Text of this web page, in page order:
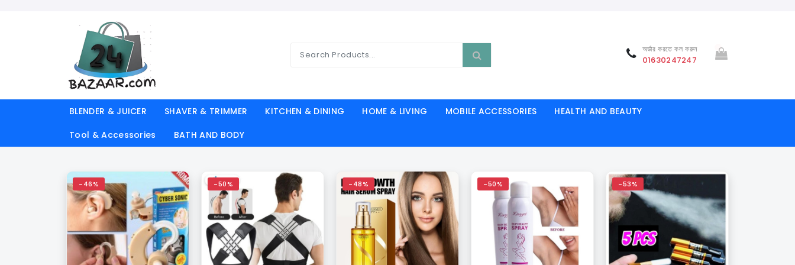
অর্ডার করতে কল করুন
01630247247
BLENDER & JUICER SHAVER & TRIMMER KITCHEN & DINING HOME & LIVING MOBILE ACCESSORIES
HEALTH AND BEAUTY
Tool & Accessories
BATH AND BODY
-46% -50% -48% -50% -53%